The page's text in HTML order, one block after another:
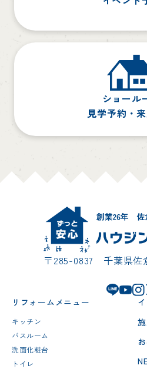
ショール
見学予約・
〒285-0837 千葉県佐
リフォームメニュー
キッチン
バスルーム
洗面化粧台
トイレ